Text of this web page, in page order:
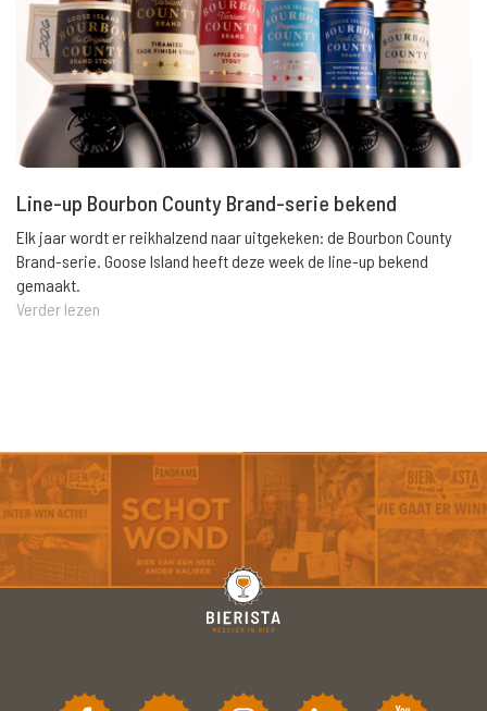
Line-up Bourbon County Brand-serie bekend
Elk jaar wordt er reikhalzend naar uitgekeken: de Bourbon County
Brand-serie. Goose Island heeft deze week de line-up bekend
gemaakt.
Verder lezen